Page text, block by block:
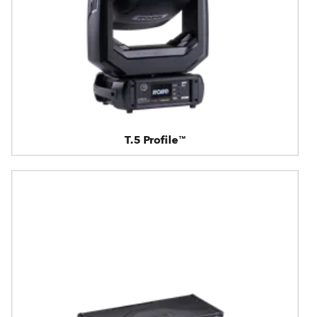
T.5 Profile™